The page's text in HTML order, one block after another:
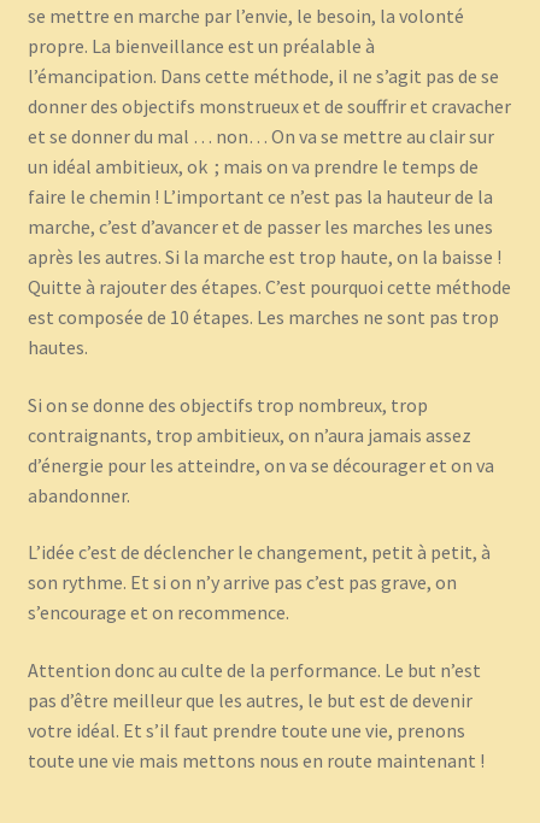
se mettre en marche par l’envie, le besoin, la volonté
propre. La bienveillance est un préalable à
l’émancipation. Dans cette méthode, il ne s’agit pas de se
donner des objectifs monstrueux et de souffrir et cravacher
et se donner du mal … non… On va se mettre au clair sur
un idéal ambitieux, ok ; mais on va prendre le temps de
faire le chemin ! L’important ce n’est pas la hauteur de la
marche, c’est d’avancer et de passer les marches les unes
après les autres. Si la marche est trop haute, on la baisse !
Quitte à rajouter des étapes. C’est pourquoi cette méthode
est composée de 10 étapes. Les marches ne sont pas trop
hautes.
Si on se donne des objectifs trop nombreux, trop
contraignants, trop ambitieux, on n’aura jamais assez
d’énergie pour les atteindre, on va se décourager et on va
abandonner.
L’idée c’est de déclencher le changement, petit à petit, à
son rythme. Et si on n’y arrive pas c’est pas grave, on
s’encourage et on recommence.
Attention donc au culte de la performance. Le but n’est
pas d’être meilleur que les autres, le but est de devenir
votre idéal. Et s’il faut prendre toute une vie, prenons
toute une vie mais mettons nous en route maintenant !